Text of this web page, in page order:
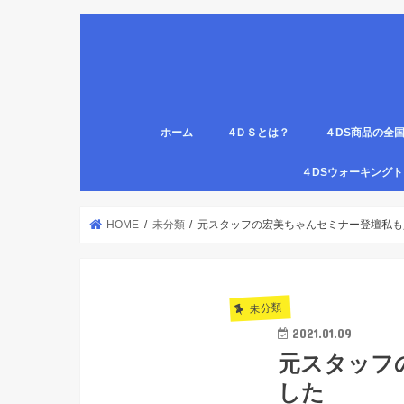
ホーム 4ＤＳとは？
医療従事者,学生のための語呂合わせ
４DS商品の全
４DSの公認ク
4DS腸腹ペタベ
４DS螺旋ソック
４DSウォーキン
HOME 未分類 元スタッフの宏美ちゃんセミナー登壇私
未分類
2021.01.09
元スタッフ
した